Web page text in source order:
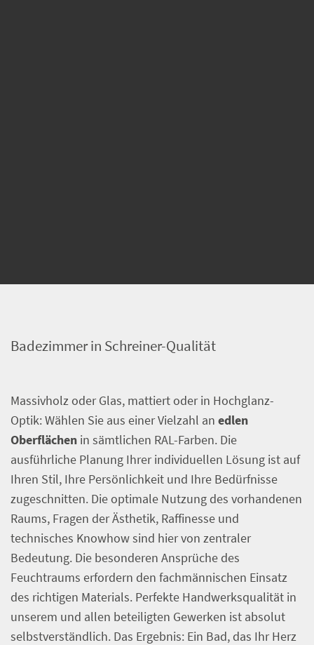
Badezimmer in Schreiner-Qualität
Massivholz oder Glas, mattiert oder in Hochglanz-
Optik: Wählen Sie aus einer Vielzahl an edlen
Oberflächen in sämtlichen RAL-Farben. Die
ausführliche Planung Ihrer individuellen Lösung ist auf
Ihren Stil, Ihre Persönlichkeit und Ihre Bedürfnisse
zugeschnitten. Die optimale Nutzung des vorhandenen
Raums, Fragen der Ästhetik, Raffinesse und
technisches Knowhow sind hier von zentraler
Bedeutung. Die besonderen Ansprüche des
Feuchtraums erfordern den fachmännischen Einsatz
des richtigen Materials. Perfekte Handwerksqualität in
unserem und allen beteiligten Gewerken ist absolut
selbstverständlich. Das Ergebnis: Ein Bad, das Ihr Herz